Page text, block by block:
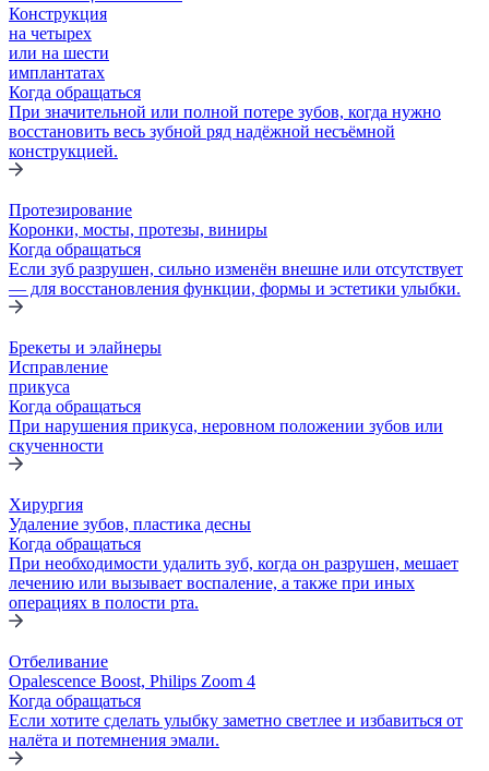
Конструкция
на четырех
или на шести
имплантатах
Когда обращаться
При значительной или полной потере зубов, когда нужно
восстановить весь зубной ряд надёжной несъёмной
конструкцией.
Протезирование
Коронки, мосты, протезы, виниры
Когда обращаться
Если зуб разрушен, сильно изменён внешне или отсутствует
— для восстановления функции, формы и эстетики улыбки.
Брекеты и элaйнеры
Исправление
прикуса
Когда обращаться
При нарушения прикуса, неровном положении зубов или
скученности
Хирургия
Удаление зубов, пластика десны
Когда обращаться
При необходимости удалить зуб, когда он разрушен, мешает
лечению или вызывает воспаление, а также при иных
операциях в полости рта.
Отбеливание
Opalescence Boost, Philips Zoom 4
Когда обращаться
Если хотите сделать улыбку заметно светлее и избавиться от
налёта и потемнения эмали.